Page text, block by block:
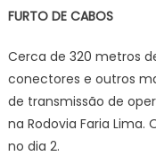
FURTO DE CABOS
Cerca de 320 metros
conectores e outros
de transmissão de
na Rodovia Faria
no dia 2.